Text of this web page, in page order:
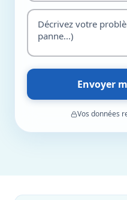
Envoyer
Vos données